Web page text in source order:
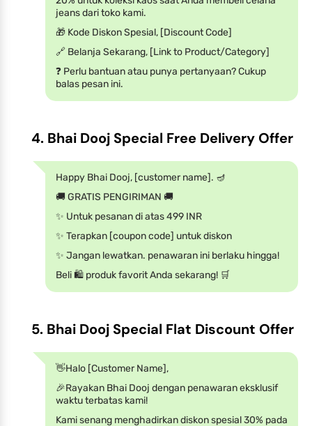
jeans dari toko kami.
🎁 Kode Diskon Spesial, [Discount Code]
🔗 Belanja Sekarang, [Link to Product/Category]
❓ Perlu bantuan atau punya pertanyaan? Cukup
balas pesan ini.
4. Bhai Dooj Special Free Delivery Offer
Happy Bhai Dooj, [customer name]. 🪔
🚚 GRATIS PENGIRIMAN 🚚
✨ Untuk pesanan di atas 499 INR
✨ Terapkan [coupon code] untuk diskon
✨ Jangan lewatkan. penawaran ini berlaku hingga!
Beli 🛍️ produk favorit Anda sekarang! 🛒
5. Bhai Dooj Special Flat Discount Offer
👋Halo [Customer Name],
🎉Rayakan Bhai Dooj dengan penawaran eksklusif
waktu terbatas kami!
Kami senang menghadirkan diskon spesial 30% pada